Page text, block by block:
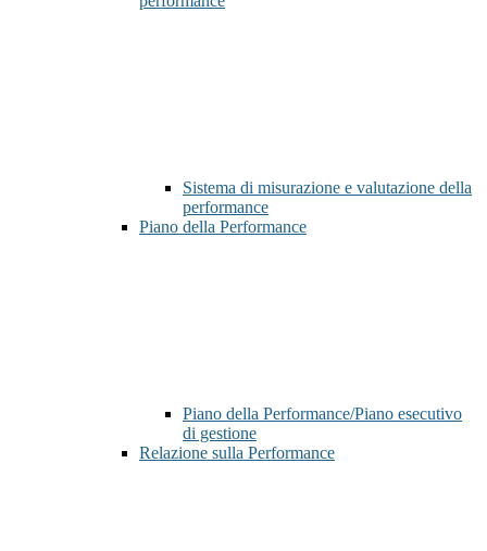
Sistema di misurazione e valutazione della
performance
Piano della Performance
Piano della Performance/Piano esecutivo
di gestione
Relazione sulla Performance